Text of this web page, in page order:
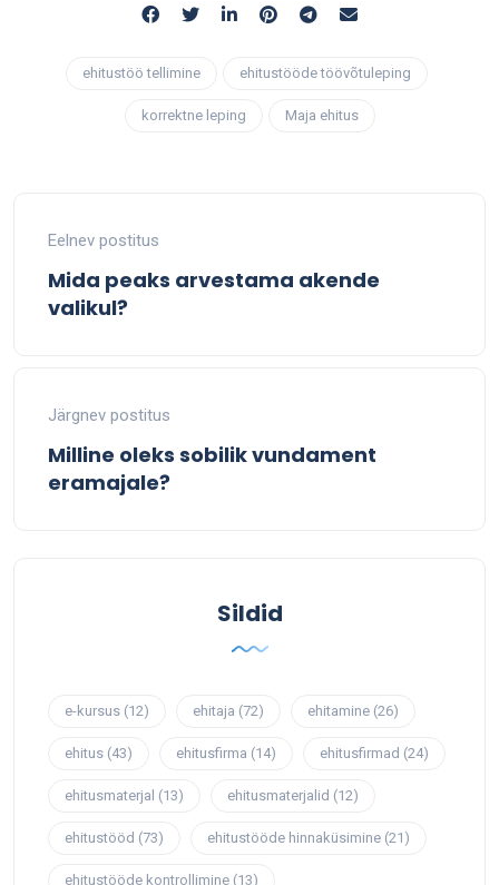
ehitustöö tellimine ehitustööde töövõtuleping
korrektne leping Maja ehitus
Eelnev postitus
Mida peaks arvestama akende
valikul?
Järgnev postitus
Milline oleks sobilik vundament
eramajale?
Sildid
e-kursus (12) ehitaja (72) ehitamine (26)
ehitus (43) ehitusfirma (14) ehitusfirmad (24)
ehitusmaterjal (13) ehitusmaterjalid (12)
ehitustööd (73) ehitustööde hinnaküsimine (21)
ehitustööde kontrollimine (13)